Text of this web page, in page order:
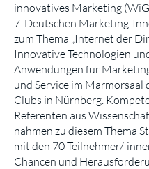
innovatives Marketing
7. Deutschen Marketing-
zum Thema „Internet der
Innovative Technologien
Anwendungen für
und Service im Marmorsaal
Clubs in Nürnberg.
Referenten aus
nahmen zu diesem Thema
mit den 70 Teilnehmer/-
Chancen und